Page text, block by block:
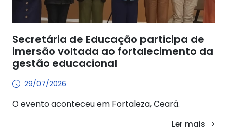
Secretária de Educação participa de
imersão voltada ao fortalecimento da
gestão educacional
29/07/2026
O evento aconteceu em Fortaleza, Ceará.
Ler mais